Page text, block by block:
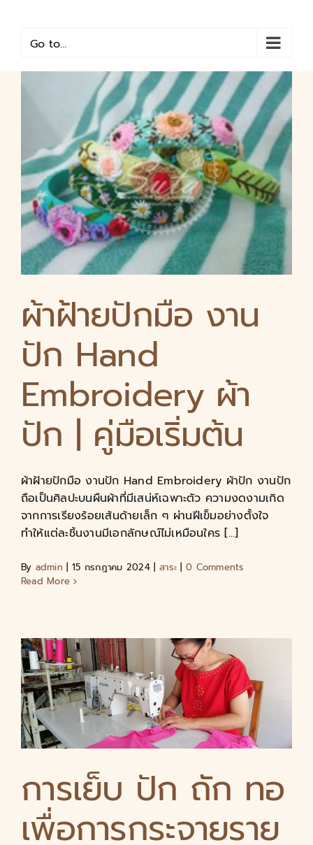
contentGo to...
ผ้าฝ้ายปักมือ งาน
ปัก Hand
Embroidery ผ้า
ปัก | คู่มือเริ่มต้น
ผ้าฝ้ายปักมือ งานปัก Hand Embroidery ผ้าปัก งานปัก
ถือเป็นศิลปะบนผืนผ้าที่มีเสน่ห์เฉพาะตัว ความงดงามเกิด
จากการเรียงร้อยเส้นด้ายเล็ก ๆ ผ่านฝีเข็มอย่างตั้งใจ
ทำให้แต่ละชิ้นงานมีเอกลักษณ์ไม่เหมือนใคร [...]
By admin | 15 กรกฎาคม 2024 | สาระ | 0 Comments
Read More
การเย็บ ปัก ถัก ทอ
เพื่อการกระจายราย